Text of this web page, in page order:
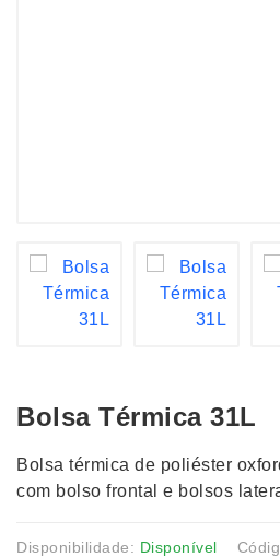
Bolsa Térmica 31L
Bolsa térmica de poliéster
com bolso frontal e bolsos
Disponibilidade: Disponível